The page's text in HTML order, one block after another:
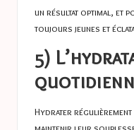
un résultat optimal, et
toujours jeunes et
5)
Hydrater